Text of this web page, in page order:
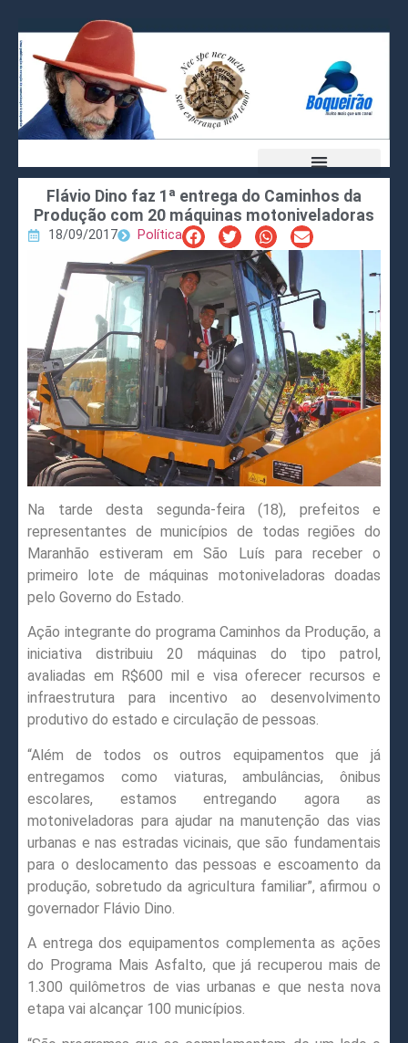
Flávio Dino faz 1ª entrega do Caminhos da
Produção com 20 máquinas motoniveladoras
18/09/2017 Política
Na tarde desta segunda-feira (18), prefeitos e
representantes de municípios de todas regiões do
Maranhão estiveram em São Luís para receber o
primeiro lote de máquinas motoniveladoras doadas
pelo Governo do Estado.
Ação integrante do programa Caminhos da Produção, a
iniciativa distribuiu 20 máquinas do tipo patrol,
avaliadas em R$600 mil e visa oferecer recursos e
infraestrutura para incentivo ao desenvolvimento
produtivo do estado e circulação de pessoas.
“Além de todos os outros equipamentos que já
entregamos como viaturas, ambulâncias, ônibus
escolares, estamos entregando agora as
motoniveladoras para ajudar na manutenção das vias
urbanas e nas estradas vicinais, que são fundamentais
para o deslocamento das pessoas e escoamento da
produção, sobretudo da agricultura familiar”, afirmou o
governador Flávio Dino.
A entrega dos equipamentos complementa as ações
do Programa Mais Asfalto, que já recuperou mais de
1.300 quilômetros de vias urbanas e que nesta nova
etapa vai alcançar 100 municípios.